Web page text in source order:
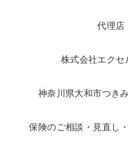
代理店
株式会社エクセ
神奈川県大和市つき
保険のご相談・見直し